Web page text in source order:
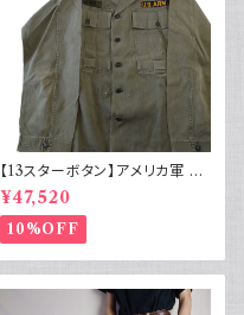
【13スターボタン】アメリカ軍 M
43 HBT ジャケット パッチ 軍物
実物
¥47,520
10%OFF